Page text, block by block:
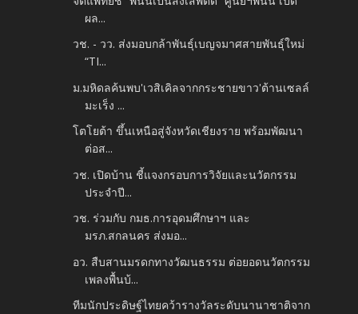
ผล...
วช. - วว. ส่งมอบกล้าพันธุ์เบญจมาศสายพันธุ์ใหม่
“TI...
ม.มหิดลค้นพบ'เวสิเคิลจากกระชายขาว'ต้านเซลล์
มะเร็ง ...
โตโยต้า ขึ้นเหนือสู่จังหวัดเชียงราย พร้อมพัฒนา
ต่อส...
วช. เปิดบ้าน ชี้แจงกรอบการวิจัยและนวัตกรรม
ประจำปี...
วช. ร่วมกับ กมธ.การอุดมศึกษาฯ และ
มรภ.สกลนคร ส่งมอ...
อว. สืบสานมรดกทางวัฒนธรรม ต่อยอดนวัตกรรม
เพลงพื้นบ้...
ทีมนักประดิษฐ์ไทยคว้ารางวัลระดับนานาชาติจาก